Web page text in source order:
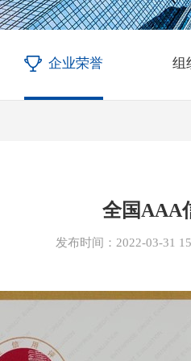
企业荣誉 组
全国AAA
发布时间：2022-03-31